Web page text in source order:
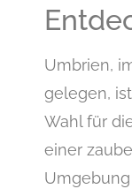
Umbrien,
gelegen,
Wahl für
einer